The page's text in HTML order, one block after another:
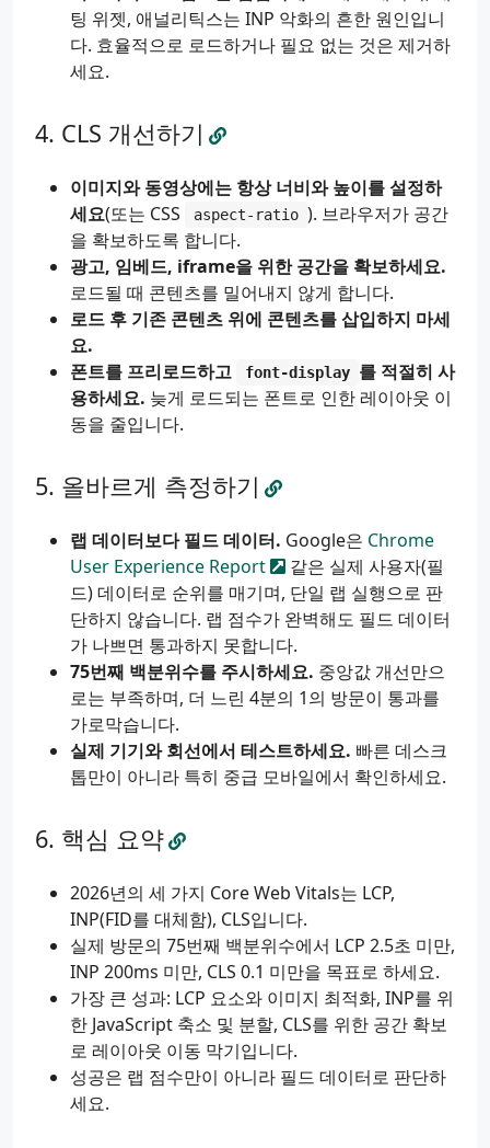
팅 위젯, 애널리틱스는 INP 악화의 흔한 원인입니
다. 효율적으로 로드하거나 필요 없는 것은 제거하
세요.
CLS 개선하기
이미지와 동영상에는 항상 너비와 높이를 설정하
세요(또는 CSS aspect-ratio ). 브라우저가 공간
을 확보하도록 합니다.
광고, 임베드, iframe을 위한 공간을 확보하세요.
로드될 때 콘텐츠를 밀어내지 않게 합니다.
로드 후 기존 콘텐츠 위에 콘텐츠를 삽입하지 마세
요.
폰트를 프리로드하고
font-display 를 적절히 사
용하세요. 늦게 로드되는 폰트로 인한 레이아웃 이
동을 줄입니다.
올바르게 측정하기
랩 데이터보다 필드 데이터. Google은 Chrome
User Experience Report
같은 실제 사용자(필
드) 데이터로 순위를 매기며, 단일 랩 실행으로 판
단하지 않습니다. 랩 점수가 완벽해도 필드 데이터
가 나쁘면 통과하지 못합니다.
75번째 백분위수를 주시하세요. 중앙값 개선만으
로는 부족하며, 더 느린 4분의 1의 방문이 통과를
가로막습니다.
실제 기기와 회선에서 테스트하세요. 빠른 데스크
톱만이 아니라 특히 중급 모바일에서 확인하세요.
핵심 요약
2026년의 세 가지 Core Web Vitals는 LCP,
INP(FID를 대체함), CLS입니다.
실제 방문의 75번째 백분위수에서 LCP 2.5초 미만,
INP 200ms 미만, CLS 0.1 미만을 목표로 하세요.
가장 큰 성과: LCP 요소와 이미지 최적화, INP를 위
한 JavaScript 축소 및 분할, CLS를 위한 공간 확보
로 레이아웃 이동 막기입니다.
성공은 랩 점수만이 아니라 필드 데이터로 판단하
세요.